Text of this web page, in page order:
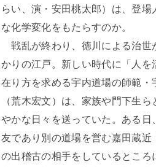
らい、演・安田桃太郎）は、登場
な化学変化をもたらすのか。
戦乱が終わり、徳川による治世
かりの江戸。新しい時代に「人を
在り方を求める宇内道場の師範・
（荒木宏文）は、家族や門下生
やかな日々を送っていた。ある日
友であり別の道場を営む嘉田蔵近
の出稽古の相手をしているところ